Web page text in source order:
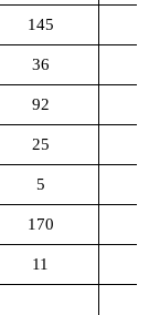
145
36
92
25
5
170
11